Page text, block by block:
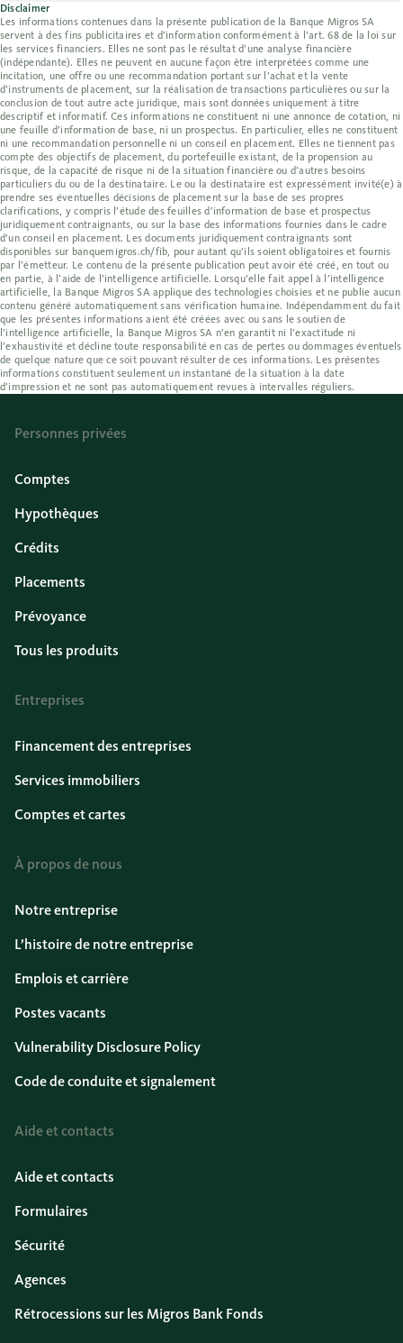
Disclaimer
Les informations contenues dans la présente publication de la Banque Migros SA
servent à des fins publicitaires et d’information conformément à l’art. 68 de la loi sur
les services financiers. Elles ne sont pas le résultat d’une analyse financière
(indépendante). Elles ne peuvent en aucune façon être interprétées comme une
incitation, une offre ou une recommandation portant sur l’achat et la vente
d’instruments de placement, sur la réalisation de transactions particulières ou sur la
conclusion de tout autre acte juridique, mais sont données uniquement à titre
descriptif et informatif. Ces informations ne constituent ni une annonce de cotation, ni
une feuille d’information de base, ni un prospectus. En particulier, elles ne constituent
ni une recommandation personnelle ni un conseil en placement. Elles ne tiennent pas
compte des objectifs de placement, du portefeuille existant, de la propension au
risque, de la capacité de risque ni de la situation financière ou d’autres besoins
particuliers du ou de la destinataire. Le ou la destinataire est expressément invité(e) à
prendre ses éventuelles décisions de placement sur la base de ses propres
clarifications, y compris l’étude des feuilles d’information de base et prospectus
juridiquement contraignants, ou sur la base des informations fournies dans le cadre
d’un conseil en placement. Les documents juridiquement contraignants sont
disponibles sur banquemigros.ch/fib, pour autant qu’ils soient obligatoires et fournis
par l’émetteur. Le contenu de la présente publication peut avoir été créé, en tout ou
en partie, à l’aide de l’intelligence artificielle. Lorsqu’elle fait appel à l’intelligence
artificielle, la Banque Migros SA applique des technologies choisies et ne publie aucun
contenu généré automatiquement sans vérification humaine. Indépendamment du fait
que les présentes informations aient été créées avec ou sans le soutien de
l’intelligence artificielle, la Banque Migros SA n’en garantit ni l’exactitude ni
l’exhaustivité et décline toute responsabilité en cas de pertes ou dommages éventuels
de quelque nature que ce soit pouvant résulter de ces informations. Les présentes
informations constituent seulement un instantané de la situation à la date
d’impression et ne sont pas automatiquement revues à intervalles réguliers.
Personnes privées
Comptes
Hypothèques
Crédits
Placements
Prévoyance
Tous les produits
Entreprises
Financement des entreprises
Services immobiliers
Comptes et cartes
À propos de nous
Notre entreprise
L’histoire de notre entreprise
Emplois et carrière
Postes vacants
Vulnerability Disclosure Policy
Code de conduite et signalement
Aide et contacts
Aide et contacts
Formulaires
Sécurité
Agences
Rétrocessions sur les Migros Bank Fonds